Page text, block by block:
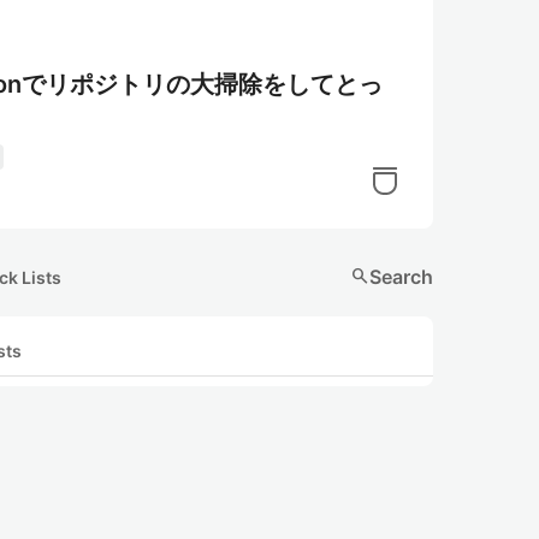
リポジトリの大掃除をしてとっ
Lists searchSearch